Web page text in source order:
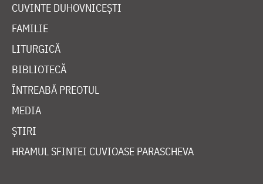
CUVINTE DUHOVNICEȘTI
FAMILIE
LITURGICĂ
BIBLIOTECĂ
ÎNTREABĂ PREOTUL
MEDIA
ȘTIRI
HRAMUL SFINTEI CUVIOASE PARASCHEVA